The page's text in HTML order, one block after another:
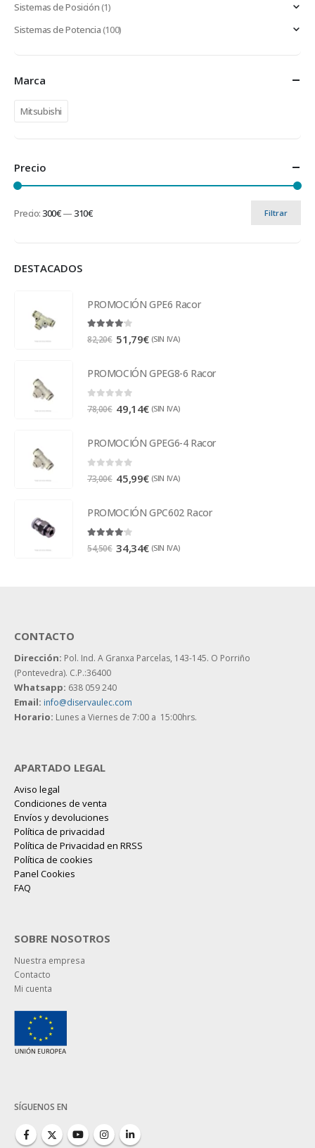
Sistemas de Posición(1)
Sistemas de Potencia(100)
Marca
Mitsubishi
Precio
Filtrar
Precio:300€—310€
DESTACADOS
PROMOCIÓN GPE6 Racor
4.00out of 5
82,20€ 51,79€ (SIN IVA)
PROMOCIÓN GPEG8-6 Racor
0out of 5
78,00€ 49,14€ (SIN IVA)
PROMOCIÓN GPEG6-4 Racor
73,00€ 45,99€ (SIN IVA)
PROMOCIÓN GPC602 Racor
54,50€ 34,34€ (SIN IVA)
CONTACTO
Dirección: Pol. Ind. A Granxa Parcelas, 143-145. O Porriño
(Pontevedra). C.P.:36400
Whatsapp: 638 059 240
Email: info@diservaulec.com
Horario: Lunes a Viernes de 7:00 a 15:00hrs.
APARTADO LEGAL
Aviso legal
Condiciones de venta
Envíos y devoluciones
Política de privacidad
Política de Privacidad en RRSS
Política de cookies
Panel Cookies
FAQ
SOBRE NOSOTROS
Nuestra empresa
Contacto
Mi cuenta
SÍGUENOS EN